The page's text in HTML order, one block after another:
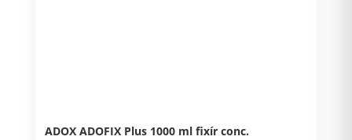
ADOX ADOFIX Plus 1000 ml fixír conc.